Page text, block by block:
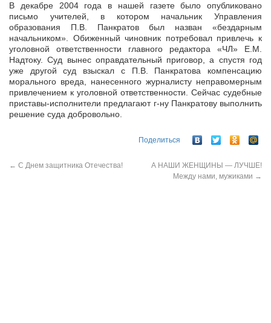
В декабре 2004 года в нашей газете было опубликовано
письмо учителей, в котором начальник Управления
образования П.В. Панкратов был назван «бездарным
начальником». Обиженный чиновник потребовал привлечь к
уголовной ответственности главного редактора «ЧЛ» Е.М.
Надтоку. Суд вынес оправдательный приговор, а спустя год
уже другой суд взыскал с П.В. Панкратова компенсацию
морального вреда, нанесенного журналисту неправомерным
привлечением к уголовной ответственности. Сейчас судебные
приставы-исполнители предлагают г-ну Панкратову выполнить
решение суда добровольно.
Поделиться
← C Днем защитника Отечества!
А НАШИ ЖЕНЩИНЫ — ЛУЧШЕ!
Между нами, мужиками →